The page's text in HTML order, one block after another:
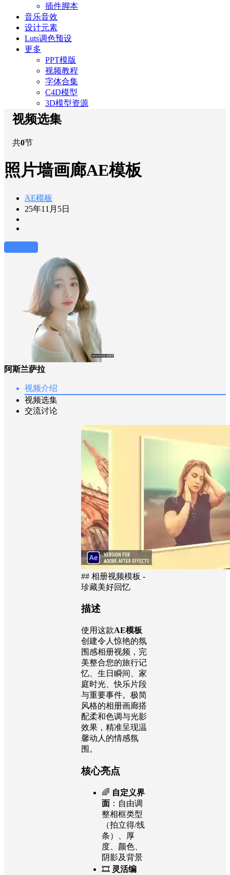
插件脚本
音乐音效
设计元素
Luts调色预设
更多
PPT模版
视频教程
字体合集
C4D模型
3D模型资源
视频选集
共0节
照片墙画廊AE模板
AE模板
25年11月5日
阿斯兰萨拉
视频介绍
视频选集
交流讨论
## 相册视频模板 -
珍藏美好回忆
描述
使用这款AE模板
创建令人惊艳的氛
围感相册视频，完
美整合您的旅行记
忆、生日瞬间、家
庭时光、快乐片段
与重要事件。极简
风格的相册画廊搭
配柔和色调与光影
效果，精准呈现温
馨动人的情感氛
围。
核心亮点
🌈 自定义界
面 ：自由调
整相框类型
（拍立得/线
条）、厚
度、颜色、
阴影及背景
🎞 灵活编